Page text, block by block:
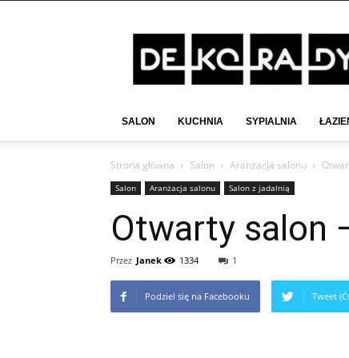
Deko-
Rady.pl
SALON KUCHNIA SYPIALNIA
Strona główna Salon Aranżacja salonu
Salon Aranżacja salonu Salon z jadalnią
Otwarty salon
Przez Janek 1334 1
Podziel się na Facebooku Tweet